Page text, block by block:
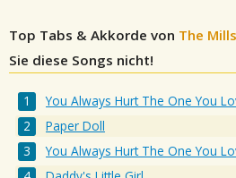
Top Tabs & Akkorde von The
Sie diese Songs nicht!
You Always Hurt The One You
Paper Doll
You Always Hurt The One You